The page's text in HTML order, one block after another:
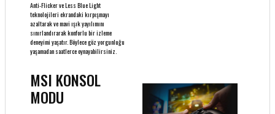
Anti-Flicker ve Less Blue Light
teknolojileri ekrandaki kırpışmayı
azaltarak ve mavi ışık yayılımını
sınırlandırarak konforlu bir izleme
deneyimi yaşatır. Böylece göz yorgunluğu
yaşamadan saatlerce oynayabilirsiniz.
MSI KONSOL
MODU